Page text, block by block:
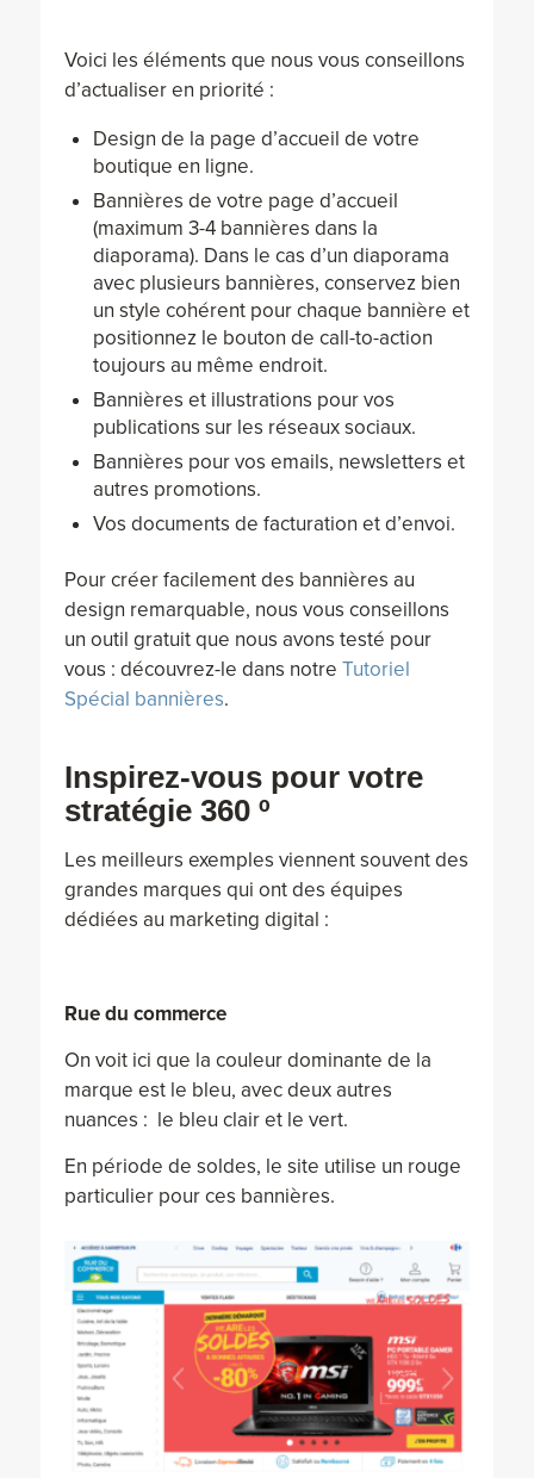
Voici les éléments que nous vous conseillons
d’actualiser en priorité :
Design de la page d’accueil de votre
boutique en ligne.
Bannières de votre page d’accueil
(maximum 3-4 bannières dans la
diaporama). Dans le cas d’un diaporama
avec plusieurs bannières, conservez bien
un style cohérent pour chaque bannière et
positionnez le bouton de call-to-action
toujours au même endroit.
Bannières et illustrations pour vos
publications sur les réseaux sociaux.
Bannières pour vos emails, newsletters et
autres promotions.
Vos documents de facturation et d’envoi.
Pour créer facilement des bannières au
design remarquable, nous vous conseillons
un outil gratuit que nous avons testé pour
vous : découvrez-le dans notre Tutoriel
Spécial bannières.
Inspirez-vous pour votre
stratégie 360 º
Les meilleurs exemples viennent souvent des
grandes marques qui ont des équipes
dédiées au marketing digital :
Rue du commerce
On voit ici que la couleur dominante de la
marque est le bleu, avec deux autres
nuances : le bleu clair et le vert.
En période de soldes, le site utilise un rouge
particulier pour ces bannières.